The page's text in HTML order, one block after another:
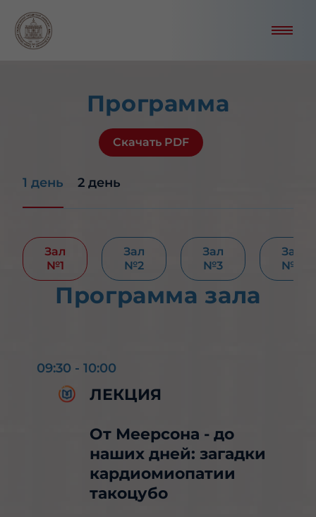
Программа
Скачать PDF
1 день 2 день
Зал
№1
Зал
№2
Зал
№3
Зал
№4
Программа зала
09:30 - 10:00
ЛЕКЦИЯ
От Меерсона - до
наших дней: загадки
кардиомиопатии
такоцубо